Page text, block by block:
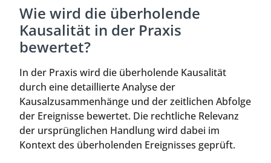
Wie wird die überholende
Kausalität in der Praxis
bewertet?
In der Praxis wird die überholende Kausalität
durch eine detaillierte Analyse der
Kausalzusammenhänge und der zeitlichen Abfolge
der Ereignisse bewertet. Die rechtliche Relevanz
der ursprünglichen Handlung wird dabei im
Kontext des überholenden Ereignisses geprüft.